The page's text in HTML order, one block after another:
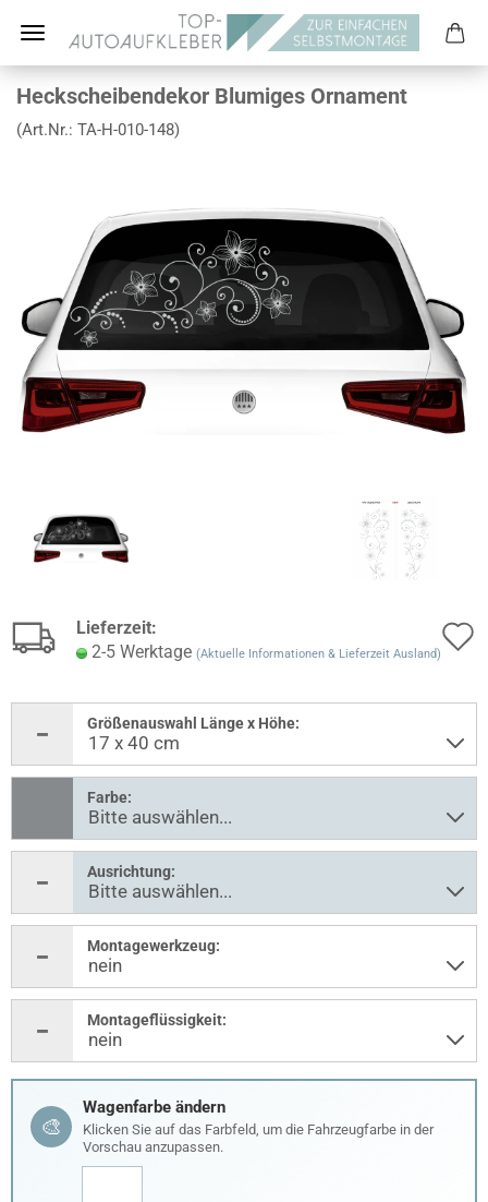
Heckscheibendekor Blumiges Ornament
(Art.Nr.: TA-H-010-148)
Lieferzeit:
2-5 Werktage (Aktuelle Informationen & Lieferzeit Ausland)
Größenauswahl Länge x Höhe:
Farbe:
Ausrichtung:
Montagewerkzeug:
Montageflüssigkeit:
🎨
Wagenfarbe ändern
Klicken Sie auf das Farbfeld, um die Fahrzeugfarbe in der
Vorschau anzupassen.